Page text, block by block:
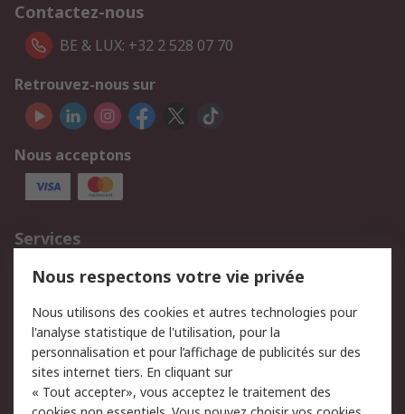
Contactez-nous
BE & LUX: +32 2 528 07 70
Retrouvez-nous sur
Nous acceptons
Services
750.000 produits
2.500 marques
Retours
Support technique
Track & trace
Legal
Nous respectons votre vie privée
Nous utilisons des cookies et autres technologies pour
l'analyse statistique de l'utilisation, pour la
personnalisation et pour l’affichage de publicités sur des
sites internet tiers. En cliquant sur
« Tout accepter», vous acceptez le traitement des